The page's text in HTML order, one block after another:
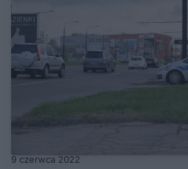
9 czerwca 2022